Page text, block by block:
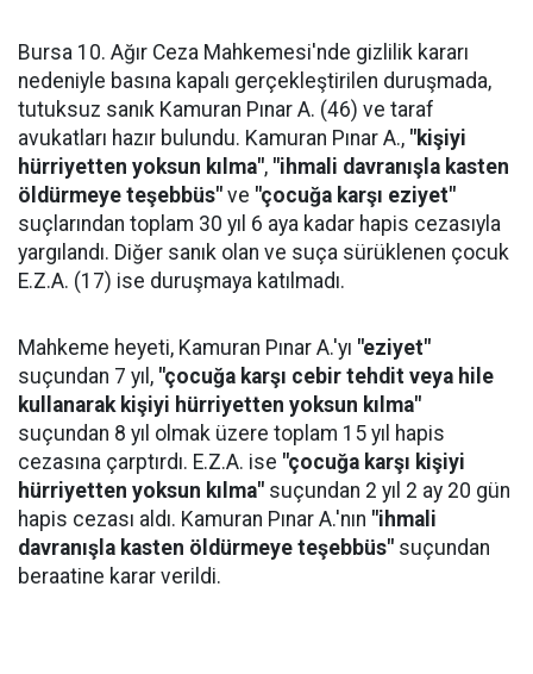
Bursa 10. Ağır Ceza Mahkemesi'nde gizlilik kararı
nedeniyle basına kapalı gerçekleştirilen duruşmada,
tutuksuz sanık Kamuran Pınar A. (46) ve taraf
avukatları hazır bulundu. Kamuran Pınar A., "kişiyi
hürriyetten yoksun kılma", "ihmali davranışla kasten
öldürmeye teşebbüs" ve "çocuğa karşı eziyet"
suçlarından toplam 30 yıl 6 aya kadar hapis cezasıyla
yargılandı. Diğer sanık olan ve suça sürüklenen çocuk
E.Z.A. (17) ise duruşmaya katılmadı.
Mahkeme heyeti, Kamuran Pınar A.'yı "eziyet"
suçundan 7 yıl, "çocuğa karşı cebir tehdit veya hile
kullanarak kişiyi hürriyetten yoksun kılma"
suçundan 8 yıl olmak üzere toplam 15 yıl hapis
cezasına çarptırdı. E.Z.A. ise "çocuğa karşı kişiyi
hürriyetten yoksun kılma" suçundan 2 yıl 2 ay 20 gün
hapis cezası aldı. Kamuran Pınar A.'nın "ihmali
davranışla kasten öldürmeye teşebbüs" suçundan
beraatine karar verildi.